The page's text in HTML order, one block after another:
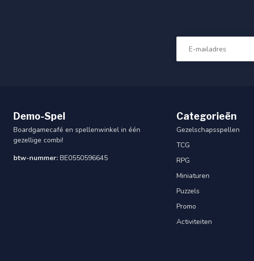
Demo-Spel
Boardgamecafé en spellenwinkel in één
gezellige combi!
btw-nummer: BE0550596645
Categorieën
Gezelschapsspellen
TCG
RPG
Miniaturen
Puzzels
Promo
Activiteiten